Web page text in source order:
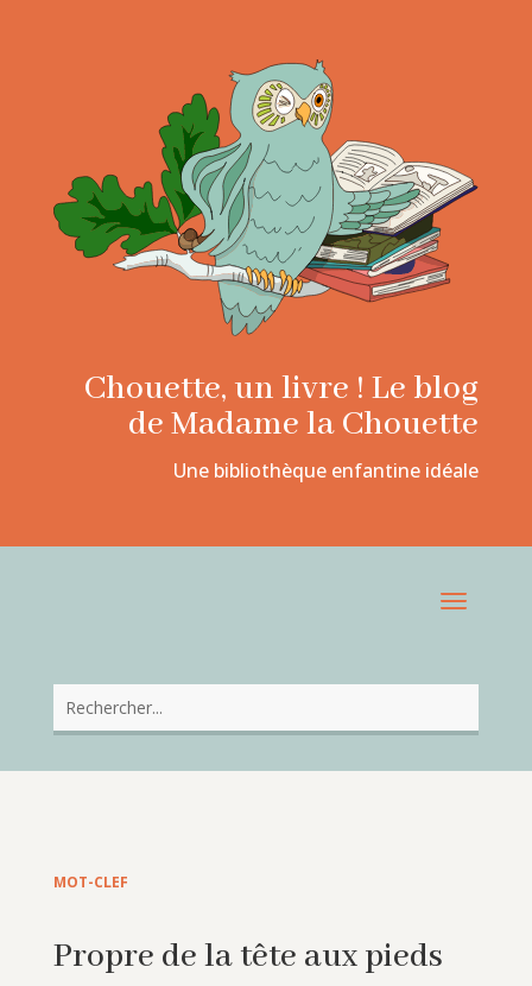
Chouette, un livre ! Le blog
de Madame la Chouette
Une bibliothèque enfantine idéale
MOT-CLEF
Propre de la tête aux pieds